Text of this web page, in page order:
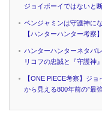
ジョイボーイではないと
ベンジャミンは守護神に
【ハンターハンター考察】
ハンターハンターネタバ
リコフの忠誠と『守護神
【ONE PIECE考察】ジ
から見える800年前の”最